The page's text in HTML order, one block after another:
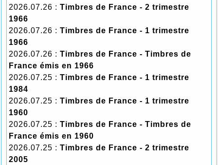
2026.07.26 : Timbres de France - 2 trimestre
1966
2026.07.26 : Timbres de France - 1 trimestre
1966
2026.07.26 : Timbres de France - Timbres de
France émis en 1966
2026.07.25 : Timbres de France - 1 trimestre
1984
2026.07.25 : Timbres de France - 1 trimestre
1960
2026.07.25 : Timbres de France - Timbres de
France émis en 1960
2026.07.25 : Timbres de France - 2 trimestre
2005